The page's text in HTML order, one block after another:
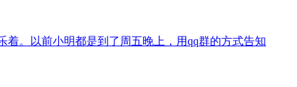
。以前小明都是到了周五晚上，用qq群的方式告知